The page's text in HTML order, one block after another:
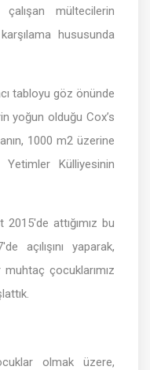
mültecilerin
hususunda
tabloyu göz önünde
yoğun olduğu Cox’s
1000 m2 üzerine
Külliyesinin
2015'de attığımız bu
açılışını yaparak,
çocuklarımız
olmak üzere,